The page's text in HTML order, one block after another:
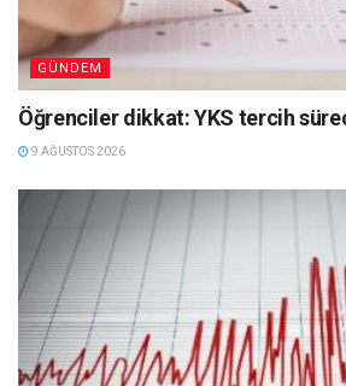
GÜNDEM
Öğrenciler dikkat: YKS tercih
9 AĞUSTOS 2026